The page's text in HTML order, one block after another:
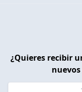
¿Quieres recibir